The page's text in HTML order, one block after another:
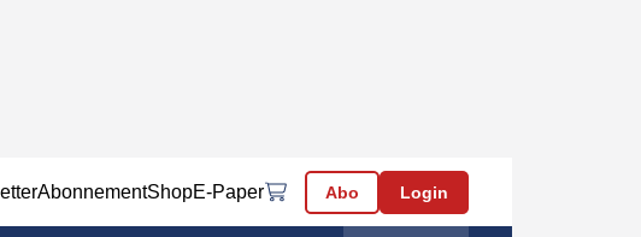
AbonnementShopE-Paper Abo Login